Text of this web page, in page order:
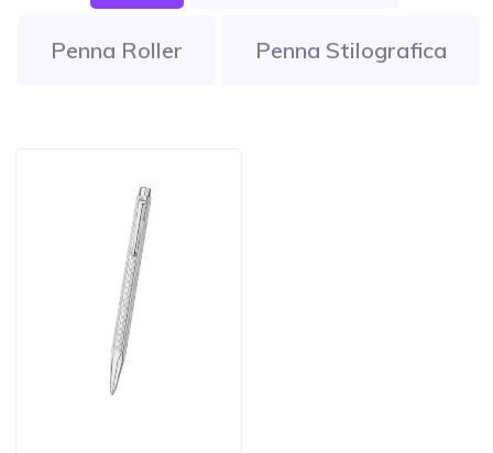
Penna Roller Penna Stilografica